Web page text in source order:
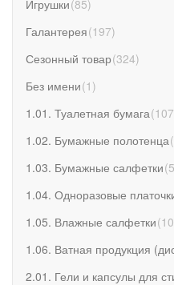
Игрушки(85)
Галантерея(197)
Сезонный товар(324)
Без имени(1 )
1.01. Туалетная бумага(107
1.02. Бумажные полотенца(
1.03. Бумажные салфетки(
1.04. Одноразовые
1.05. Влажные салфетки(
1.06. Ватная продукция
2.01. Гели и капсулы для